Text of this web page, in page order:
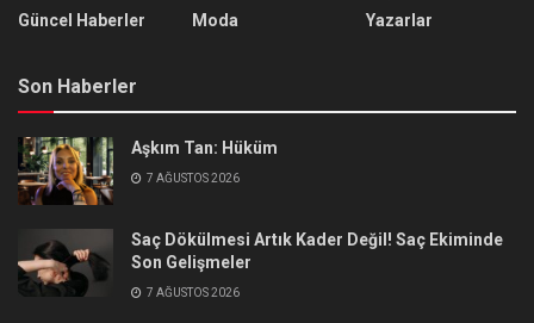
Güncel Haberler
Moda
Yazarlar
Son Haberler
Aşkım Tan: Hüküm
7 AĞUSTOS 2026
Saç Dökülmesi Artık Kader Değil! Saç Ekiminde
Son Gelişmeler
7 AĞUSTOS 2026